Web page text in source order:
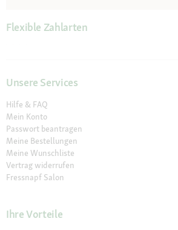
Flexible Zahlarten
Unsere Services
Hilfe & FAQ
Mein Konto
Passwort beantragen
Meine Bestellungen
Meine Wunschliste
Vertrag widerrufen
Fressnapf Salon
Ihre Vorteile